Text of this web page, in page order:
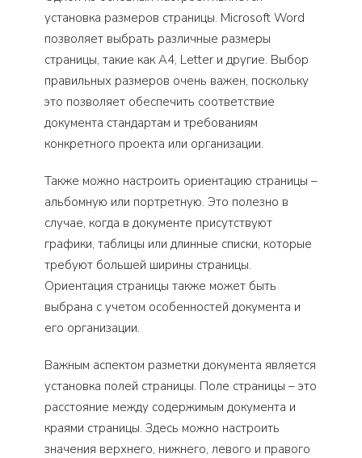
установка размеров страницы. Microsoft Word
позволяет выбрать различные размеры
страницы, такие как A4, Letter и другие. Выбор
правильных размеров очень важен, поскольку
это позволяет обеспечить соответствие
документа стандартам и требованиям
конкретного проекта или организации.
Также можно настроить ориентацию страницы –
альбомную или портретную. Это полезно в
случае, когда в документе присутствуют
графики, таблицы или длинные списки, которые
требуют большей ширины страницы.
Ориентация страницы также может быть
выбрана с учетом особенностей документа и
его организации.
Важным аспектом разметки документа является
установка полей страницы. Поле страницы – это
расстояние между содержимым документа и
краями страницы. Здесь можно настроить
значения верхнего, нижнего, левого и правого